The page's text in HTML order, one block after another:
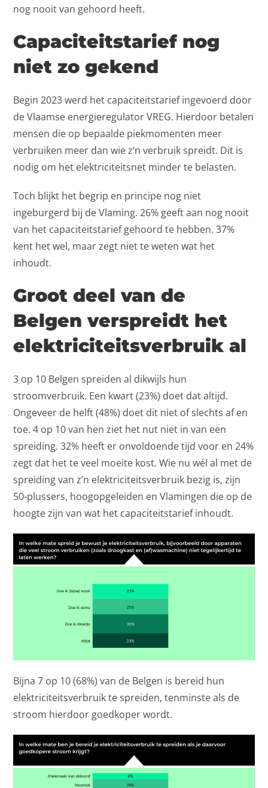
nog nooit van gehoord heeft.
Capaciteitstarief nog
niet zo gekend
Begin 2023 werd het capaciteitstarief ingevoerd door
de Vlaamse energieregulator VREG. Hierdoor betalen
mensen die op bepaalde piekmomenten meer
verbruiken meer dan wie z’n verbruik spreidt. Dit is
nodig om het elektriciteitsnet minder te belasten.
Toch blijkt het begrip en principe nog niet
ingeburgerd bij de Vlaming. 26% geeft aan nog nooit
van het capaciteitstarief gehoord te hebben. 37%
kent het wel, maar zegt niet te weten wat het
inhoudt.
Groot deel van de
Belgen verspreidt het
elektriciteitsverbruik al
3 op 10 Belgen spreiden al dikwijls hun
stroomverbruik. Een kwart (23%) doet dat altijd.
Ongeveer de helft (48%) doet dit niet of slechts af en
toe. 4 op 10 van hen ziet het nut niet in van een
spreiding. 32% heeft er onvoldoende tijd voor en 24%
zegt dat het te veel moeite kost. Wie nu wél al met de
spreiding van z’n elektriciteitsverbruik bezig is, zijn
50-plussers, hoogopgeleiden en Vlamingen die op de
hoogte zijn van wat het capaciteitstarief inhoudt.
Bijna 7 op 10 (68%) van de Belgen is bereid hun
elektriciteitsverbruik te spreiden, tenminste als de
stroom hierdoor goedkoper wordt.